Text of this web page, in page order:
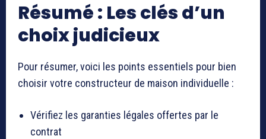
Résumé : Les clés d’un
choix judicieux
Pour résumer, voici les points essentiels pour bien
choisir votre constructeur de maison individuelle :
Vérifiez les garanties légales offertes par le
contrat